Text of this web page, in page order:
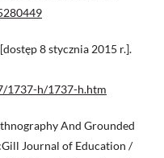
8 stycznia 2015 r.].
1737-h/1737-h.htm
And Grounded
Journal of Education /